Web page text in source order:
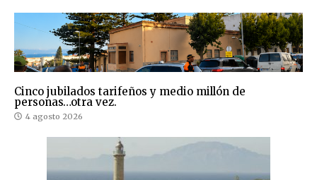
Cinco jubilados tarifeños y medio millón de
personas…otra vez.
4 agosto 2026